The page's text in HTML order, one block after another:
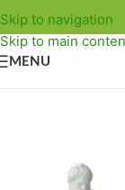
Skip to navigation
Skip to main
MENU